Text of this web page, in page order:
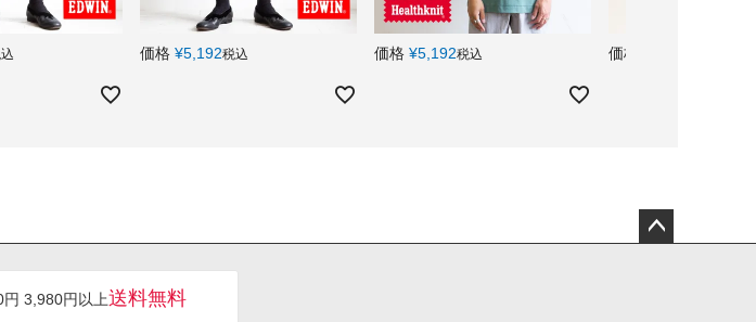
価格 ¥5,192税込 価格 ¥5,192税込 価格
3,980円以上送料無料